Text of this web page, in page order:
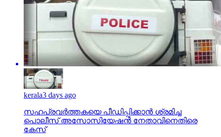
kerala3 days ago
സഹപ്രവര്‍ത്തകയെ പീഡിപ്പിക്കാന്‍ ശ്രമിച്ച
പൊലീസ് അസോസിയേഷന്‍ നേതാവിനെതിരെ
കേസ്